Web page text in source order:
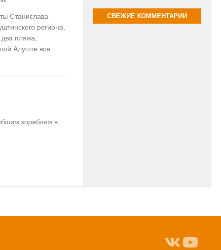
Станислава
региона,
пляжа,
Алуште все
кораблям в
СВЕЖИЕ КОММЕНТАРИИ